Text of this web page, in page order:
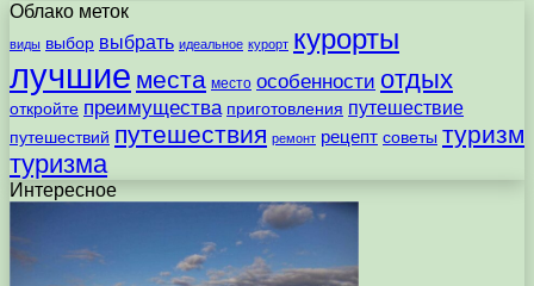
Облако меток
виды выбор выбрать идеальное курорт курорты
лучшие места место особенности отдых
откройте преимущества приготовления путешествие
путешествий путешествия ремонт рецепт советы туризм
туризма
Интересное